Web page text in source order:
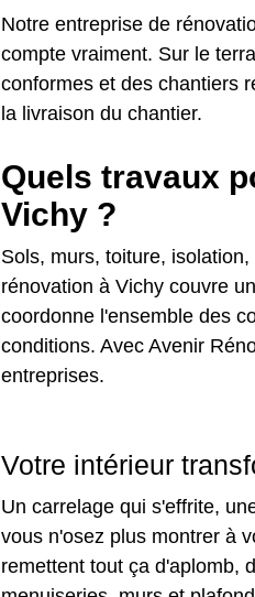
Notre entreprise de
compte vraiment. Sur le
conformes et des chantiers
la livraison du chantier.
Quels travaux
Vichy ?
Sols, murs, toiture, isolation,
rénovation à Vichy couvre
coordonne l'ensemble des
conditions. Avec Avenir
entreprises.
Votre intérieur
Un carrelage qui s'effrite,
vous n'osez plus montrer à
remettent tout ça d'aplomb,